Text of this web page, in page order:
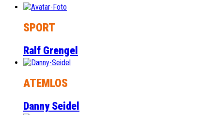
SPORT
Ralf Grengel
ATEMLOS
Danny Seidel